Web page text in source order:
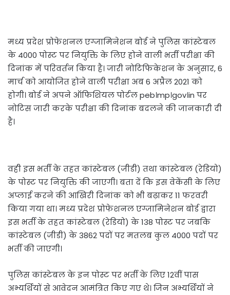
मध्य प्रदेश प्रोफेशनल एग्जामिनेशन बोर्ड ने पुलिस कांस्टेबल
के 4000 पोस्ट पर नियुक्ति के लिए होने वाली भर्ती परीक्षा की
दिनांक में परिवर्तन किया है। जारी नोटिफिकेशन के अनुसार, 6
मार्च को आयोजित होने वाली परीक्षा अब 6 अप्रैल 2021 को
होगी। बोर्ड ने अपने ऑफिशियल पोर्टल peb।mp।gov।in पर
नोटिस जारी करके परीक्षा की दिनांक बदलने की जानकारी दी
है।
वही इस भर्ती के तहत कांस्टेबल (जीडी) तथा कांस्टेबल (रेडियो)
के पोस्ट पर नियुक्ति की जाएगी। बता दें कि इस वेकेंसी के लिए
अप्लाई करने की आखिरी दिनांक को भी बढ़ाकर 11 फरवरी
किया गया था। मध्य प्रदेश प्रोफेशनल एग्जामिनेशन बोर्ड द्वारा
इस भर्ती के तहत कांस्टेबल (रेडियो) के 138 पोस्ट पर जबकि
कांस्टेबल (जीडी) के 3862 पदों पर मतलब कुल 4000 पदों पर
भर्ती की जाएगी।
पुलिस कांस्टेबल के इन पोस्ट पर भर्ती के लिए 12वीं पास
अभ्यर्थियों से आवेदन आमंत्रित किए गए थे। जिन अभ्यर्थियों ने